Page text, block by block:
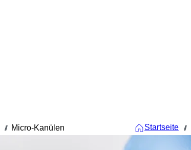
/// Micro-Kanülen Startseite ///